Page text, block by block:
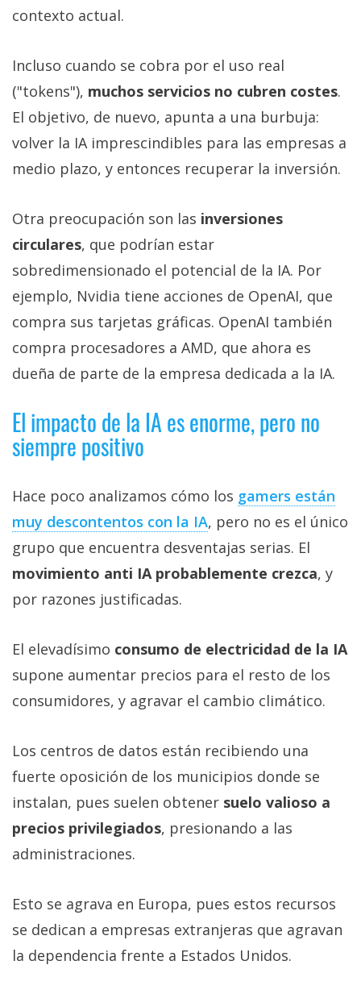
contexto actual.
Incluso cuando se cobra por el uso real
("tokens"), muchos servicios no cubren costes.
El objetivo, de nuevo, apunta a una burbuja:
volver la IA imprescindibles para las empresas a
medio plazo, y entonces recuperar la inversión.
Otra preocupación son las inversiones
circulares, que podrían estar
sobredimensionado el potencial de la IA. Por
ejemplo, Nvidia tiene acciones de OpenAI, que
compra sus tarjetas gráficas. OpenAI también
compra procesadores a AMD, que ahora es
dueña de parte de la empresa dedicada a la IA.
El impacto de la IA es enorme, pero no
siempre positivo
Hace poco analizamos cómo los gamers están
muy descontentos con la IA‎, pero no es el único
grupo que encuentra desventajas serias. El
movimiento anti IA probablemente crezca, y
por razones justificadas.
El elevadísimo consumo de electricidad de la IA
supone aumentar precios para el resto de los
consumidores, y agravar el cambio climático.
Los centros de datos están recibiendo una
fuerte oposición de los municipios donde se
instalan, pues suelen obtener suelo valioso a
precios privilegiados, presionando a las
administraciones.
Esto se agrava en Europa, pues estos recursos
se dedican a empresas extranjeras que agravan
la dependencia frente a Estados Unidos.